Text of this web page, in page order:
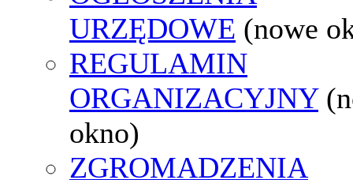
URZĘDOWE (nowe
REGULAMIN
ORGANIZACYJNY
okno)
ZGROMADZENIA